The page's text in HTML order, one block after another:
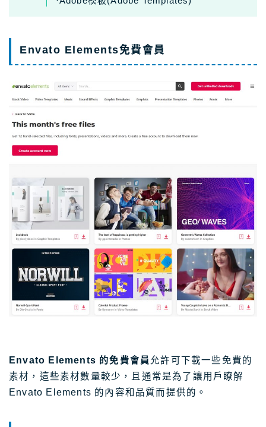
Envato Elements免費會員
Envato Elements 的免費會員 允許可下載一些免費的
素材，這些素材數量較少，且通常是為了讓用戶瞭解
Envato Elements 的內容和品質而提供的。